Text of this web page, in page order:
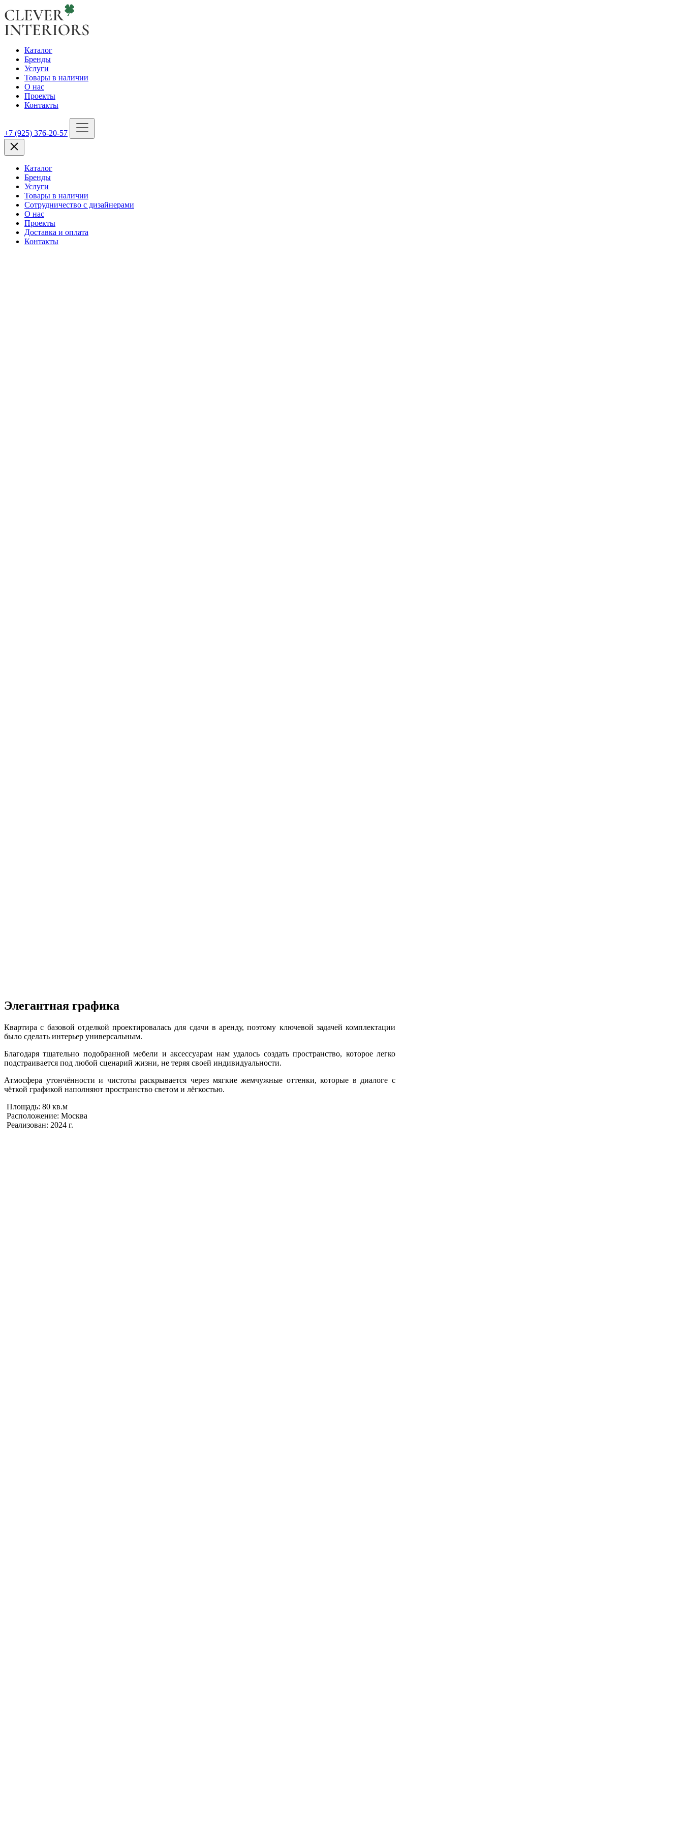
Каталог
Бренды
Услуги
Товары в наличии
О нас
Проекты
Контакты
+7 (925) 376-20-57
Каталог
Бренды
Услуги
Товары в наличии
Сотрудничество с дизайнерами
О нас
Проекты
Доставка и оплата
Контакты
Элегантная графика
Квартира с базовой отделкой проектировалась для сдачи в аренду, поэтому ключевой задачей комплектации
было сделать интерьер универсальным.
Благодаря тщательно подобранной мебели и аксессуарам нам удалось создать пространство, которое легко
подстраивается под любой сценарий жизни, не теряя своей индивидуальности.
Атмосфера утончённости и чистоты раскрывается через мягкие жемчужные оттенки, которые в диалоге с
чёткой графикой наполняют пространство светом и лёгкостью.
Площадь: 80 кв.м
Расположение: Москва
Реализован: 2024 г.